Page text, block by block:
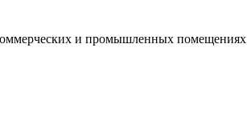
и промышленных помещениях